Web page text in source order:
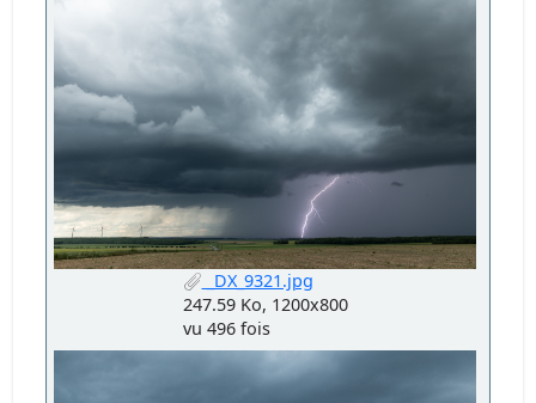
_DX_9321.jpg
247.59 Ko, 1200x800
vu 496 fois